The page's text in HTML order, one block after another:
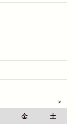
金 土